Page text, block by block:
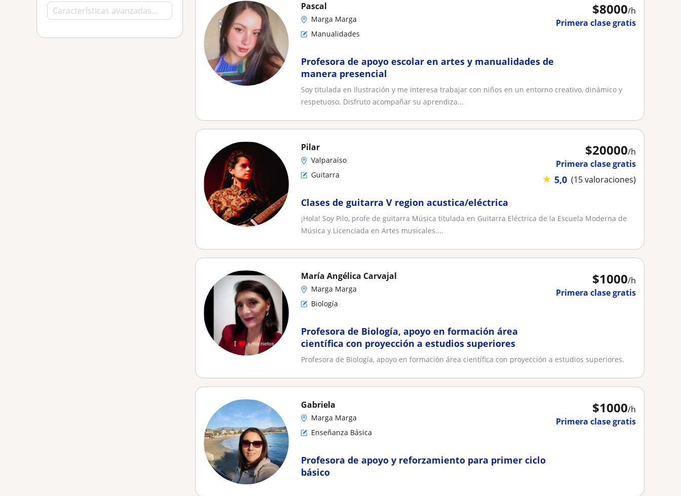
$8000/h
Primera clase gratis
Pascal
Marga Marga
Manualidades
Profesora de apoyo escolar en artes y manualidades de
manera presencial
Soy titulada en Ilustración y me interesa trabajar con niños en un entorno creativo, dinámico y
respetuoso. Disfruto acompañar su aprendiza...
$20000/h
Primera clase gratis
★ 5,0 (15 valoraciones)
Pilar
Valparaíso
Guitarra
Clases de guitarra V region acustica/eléctrica
¡Hola! Soy Pilo, profe de guitarra Música titulada en Guitarra Eléctrica de la Escuela Moderna de
Música y Licenciada en Artes musicales....
$1000/h
Primera clase gratis
María Angélica Carvajal
Marga Marga
Biología
Profesora de Biología, apoyo en formación área
científica con proyección a estudios superiores
Profesora de Biología, apoyo en formación área científica con proyección a estudios superiores.
$1000/h
Primera clase gratis
Gabriela
Marga Marga
Enseñanza Básica
Profesora de apoyo y reforzamiento para primer ciclo
básico